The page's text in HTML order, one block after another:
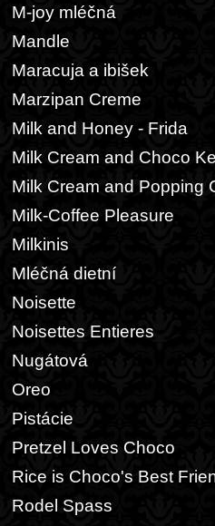
M-joy mléčná
Mandle
Maracuja a ibišek
Marzipan Creme
Milk and Honey - Frida
Milk Cream and Choco
Milk Cream and Popping
Milk-Coffee Pleasure
Milkinis
Mléčná dietní
Noisette
Noisettes Entieres
Nugátová
Oreo
Pistácie
Pretzel Loves Choco
Rice is Choco's Best
Rodel Spass